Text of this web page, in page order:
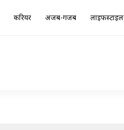
करियर अजब-गजब लाइफस्टाइल